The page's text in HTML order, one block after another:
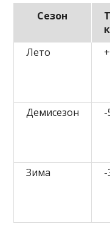
Сезон
Лето
Демисезон
Зима